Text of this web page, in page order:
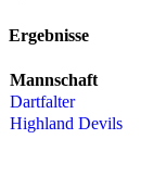
Ergebnisse
Mannschaft
Dartfalter
Highland Devils